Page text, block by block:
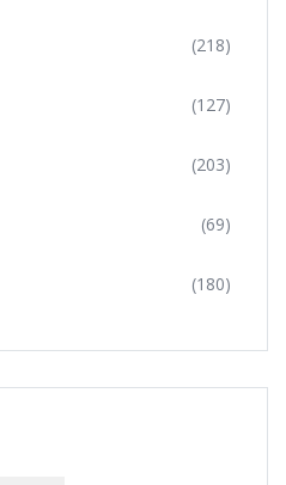
(218)
(127)
(203)
(69)
(180)